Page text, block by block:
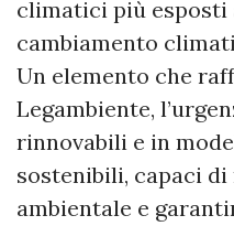
climatici più
cambiamento
Un elemento che
Legambiente,
rinnovabili e in
sostenibili, capaci
ambientale e